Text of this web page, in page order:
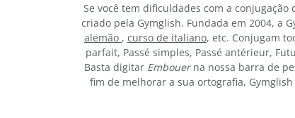
Se você tem dificuldades com a conjugação
criado pela Gymglish. Fundada em 2004, a
alemão , curso de italiano, etc. Conjugam
parfait, Passé simples, Passé antérieur,
Basta digitar Embouerna nossa barra de
fim de melhorar a sua ortografia,